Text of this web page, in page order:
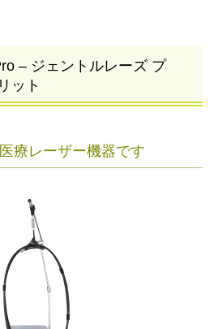
– ジェントルレーズ プ
ット
療レーザー機器です